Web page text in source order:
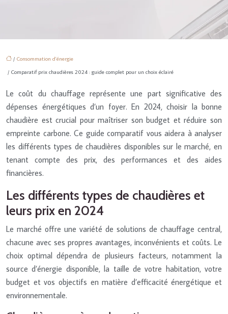
/ Consommation d'énergie
/ Comparatif prix chaudières 2024 : guide complet pour un choix éclairé
Le coût du chauffage représente une part significative des
dépenses énergétiques d’un foyer. En 2024, choisir la bonne
chaudière est crucial pour maîtriser son budget et réduire son
empreinte carbone. Ce guide comparatif vous aidera à analyser
les différents types de chaudières disponibles sur le marché, en
tenant compte des prix, des performances et des aides
financières.
Les différents types de chaudières et
leurs prix en 2024
Le marché offre une variété de solutions de chauffage central,
chacune avec ses propres avantages, inconvénients et coûts. Le
choix optimal dépendra de plusieurs facteurs, notamment la
source d’énergie disponible, la taille de votre habitation, votre
budget et vos objectifs en matière d’efficacité énergétique et
environnementale.